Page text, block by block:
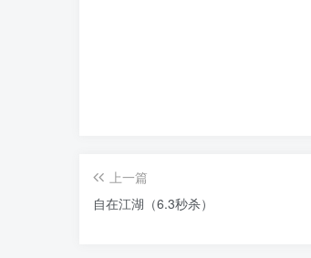
上一篇
自在江湖（6.3秒杀）